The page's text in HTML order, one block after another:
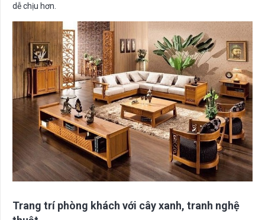
dễ chịu hơn.
Trang trí phòng khách với cây xanh, tranh nghệ